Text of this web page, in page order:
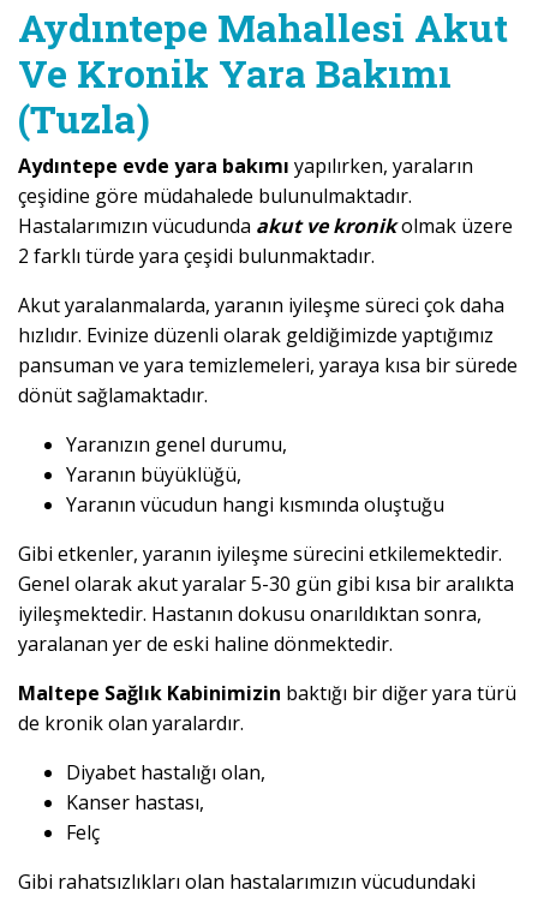
Aydıntepe Mahallesi Akut
Ve Kronik Yara Bakımı
(Tuzla)
Aydıntepe evde yara bakımı yapılırken, yaraların
çeşidine göre müdahalede bulunulmaktadır.
Hastalarımızın vücudunda akut ve kronikolmak üzere
2 farklı türde yara çeşidi bulunmaktadır.
Akut yaralanmalarda, yaranın iyileşme süreci çok daha
hızlıdır. Evinize düzenli olarak geldiğimizde yaptığımız
pansuman ve yara temizlemeleri, yaraya kısa bir sürede
dönüt sağlamaktadır.
Yaranızın genel durumu,
Yaranın büyüklüğü,
Yaranın vücudun hangi kısmında oluştuğu
Gibi etkenler, yaranın iyileşme sürecini etkilemektedir.
Genel olarak akut yaralar 5-30 gün gibi kısa bir aralıkta
iyileşmektedir. Hastanın dokusu onarıldıktan sonra,
yaralanan yer de eski haline dönmektedir.
Maltepe Sağlık Kabinimizin baktığı bir diğer yara türü
de kronik olan yaralardır.
Diyabet hastalığı olan,
Kanser hastası,
Felç
Gibi rahatsızlıkları olan hastalarımızın vücudundaki